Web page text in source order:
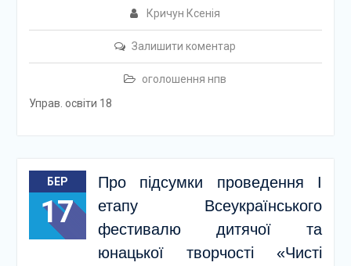
Кричун Ксенія
Залишити коментар
оголошення нпв
Управ. освіти 18
БЕР
17
Про підсумки проведення І
етапу Всеукраїнського
фестивалю дитячої та
юнацької творчості «Чисті